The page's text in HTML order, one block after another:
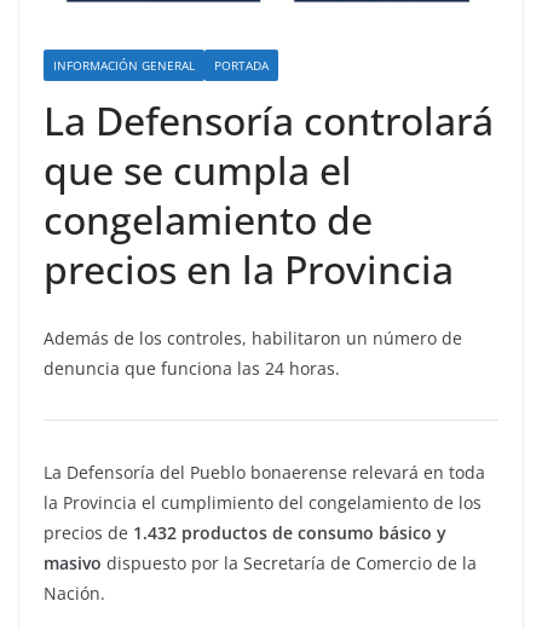
INFORMACIÓN GENERAL PORTADA
La Defensoría controlará
que se cumpla el
congelamiento de
precios en la Provincia
Además de los controles, habilitaron un número de
denuncia que funciona las 24 horas.
La Defensoría del Pueblo bonaerense relevará en toda
la Provincia el cumplimiento del congelamiento de los
precios de 1.432 productos de consumo básico y
masivo dispuesto por la Secretaría de Comercio de la
Nación.